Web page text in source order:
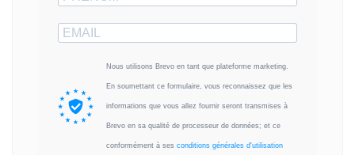
Nous utilisons Brevo en tant que plateforme marketing.
En soumettant ce formulaire, vous reconnaissez que les
informations que vous allez fournir seront transmises à
Brevo en sa qualité de processeur de données; et ce
conformément à ses conditions générales d'utilisation